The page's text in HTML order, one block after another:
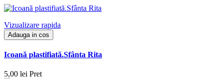
Vizualizare rapida
Adauga in cos
Icoană plastifiată.Sfânta Rita
5,00 lei Pret